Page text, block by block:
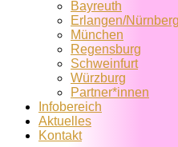
Bayreuth
Erlangen/Nürnberg
München
Regensburg
Schweinfurt
Würzburg
Partner*innen
Infobereich
Aktuelles
Kontakt